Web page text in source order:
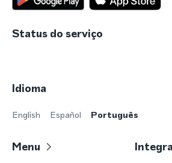
Status do serviço
Idioma
English Español Português
Menu